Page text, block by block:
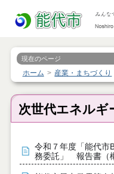
現在のページ
ホーム 産業・まちづくり
次世代エネルギ
令和７年度「能代市
務委託」 報告書（